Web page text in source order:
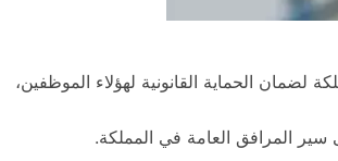
لضمان الحماية القانونية لهؤلاء الموظفين،
سير المرافق العامة في المملكة.